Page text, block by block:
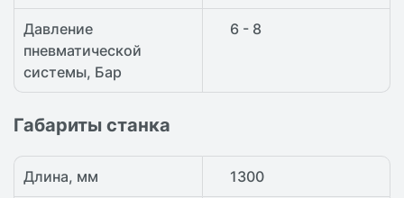
Давление
пневматической
системы, Бар
6 - 8
Габариты станка
Длина, мм 1300